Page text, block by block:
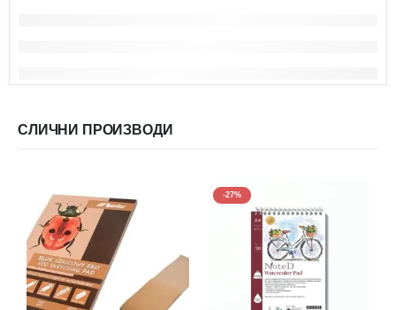
СЛИЧНИ ПРОИЗВОДИ
-27%